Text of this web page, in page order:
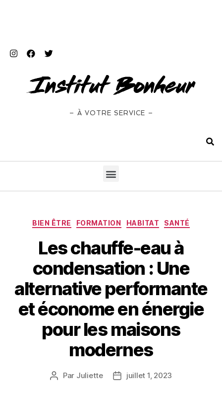
– À VOTRE SERVICE –
BIEN ÊTRE FORMATION HABITAT SANTÉ
Les chauffe-eau à
condensation : Une
alternative performante
et économe en énergie
pour les maisons
modernes
Par Juliette juillet 1, 2023